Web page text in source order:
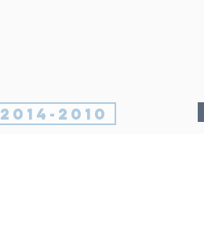
2014-2010